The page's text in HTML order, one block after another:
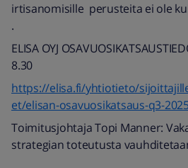
irtisanomisille perusteita ei ole
.
ELISA OYJ
8.30
https://elisa.fi/yhtiotieto/
et/elisan-osavuosikatsaus-q3-
Toimitusjohtaja Topi Manner:
strategian toteutusta